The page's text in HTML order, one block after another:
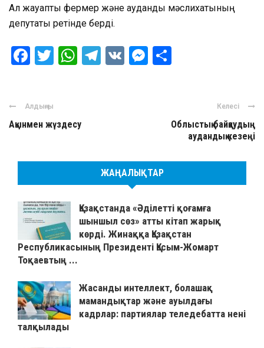
Ал жауапты фермер және аудандық мәслихатының
депутаты ретінде берді.
Facebook
Twitter
WhatsApp
Telegram
VK Messenger
Алдыңғы
Ақынмен жүздесу
Келесі
Облыстық байқаудың
аудандық кезеңі
ЖАҢАЛЫҚТАР
Қазақстанда «Әділетті қоғамға
шыншыл сөз» атты кітап жарық
көрді. Жинаққа Қазақстан
Республикасының Президенті Қасым-Жомарт
Тоқаевтың ...
Жасанды интеллект, болашақ
мамандықтар және ауылдағы
кадрлар: партиялар теледебатта нені
талқылады